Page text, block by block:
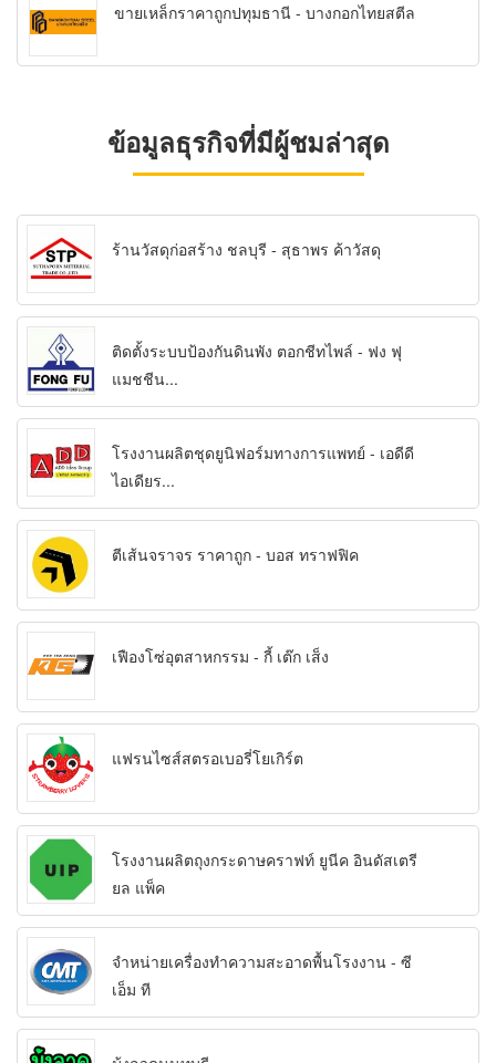
ขายเหล็กราคาถูกปทุมธานี - บางกอกไทยสตีล
ข้อมูลธุรกิจที่มีผู้ชมล่าสุด
ร้านวัสดุก่อสร้าง ชลบุรี - สุธาพร ค้าวัสดุ
ติดตั้งระบบป้องกันดินพัง ตอกชีทไพล์ - ฟง ฟุ
แมชชีน...
โรงงานผลิตชุดยูนิฟอร์มทางการแพทย์ - เอดีดี
ไอเดียร...
ตีเส้นจราจร ราคาถูก - บอส ทราฟฟิค
เฟืองโซ่อุตสาหกรรม - กี้ เต๊ก เส็ง
แฟรนไซส์สตรอเบอรี่โยเกิร์ต
โรงงานผลิตถุงกระดาษคราฟท์ ยูนีค อินดัสเตรี
ยล แพ็ค
จำหน่ายเครื่องทำความสะอาดพื้นโรงงาน - ซี
เอ็ม ที